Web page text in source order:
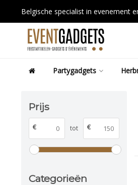
Belgische specialist in evenement
Partygadgets
Prijs
€ tot €
Categorieën